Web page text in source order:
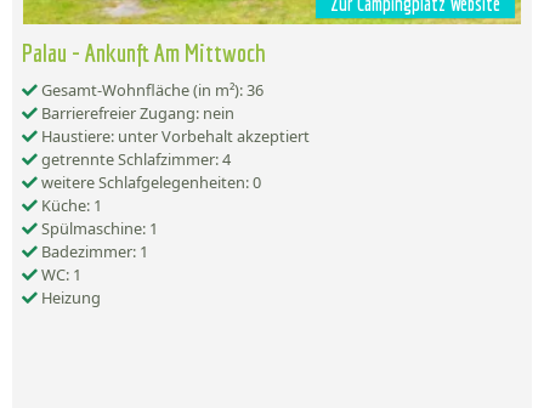
Palau - Ankunft Am Mittwoch
Gesamt-Wohnfläche (in m²): 36
Barrierefreier Zugang: nein
Haustiere: unter Vorbehalt akzeptiert
getrennte Schlafzimmer: 4
weitere Schlafgelegenheiten: 0
Küche: 1
Spülmaschine: 1
Badezimmer: 1
WC: 1
Heizung